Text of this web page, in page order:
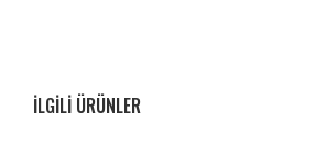
ILGILI ÜRÜNLER